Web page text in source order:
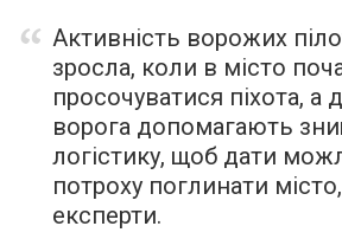
Активність ворожих
зросла, коли в місто
просочуватися піхота, а
ворога допомагають
логістику, щоб дати
потроху поглинати
експерти.